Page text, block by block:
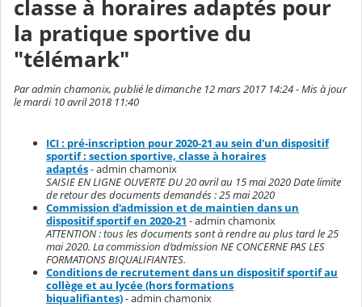
classe à horaires adaptés pour
la pratique sportive du
"télémark"
Par admin chamonix, publié le dimanche 12 mars 2017 14:24 - Mis à jour
le mardi 10 avril 2018 11:40
ICI : pré-inscription pour 2020-21 au sein d'un dispositif
sportif : section sportive, classe à horaires
adaptés- admin chamonix
SAISIE EN LIGNE OUVERTE DU 20 avril au 15 mai 2020 Date limite
de retour des documents demandés : 25 mai 2020
Commission d'admission et de maintien dans un
dispositif sportif en 2020-21 - admin chamonix
ATTENTION : tous les documents sont à rendre au plus tard le 25
mai 2020. La commission d’admission NE CONCERNE PAS LES
FORMATIONS BIQUALIFIANTES.
Conditions de recrutement dans un dispositif sportif au
collège et au lycée (hors formations
biqualifiantes)- admin chamonix